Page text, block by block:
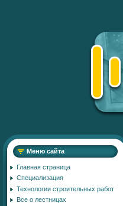
Меню сайта
Главная страница
Специализация
Технологии строительных работ
Все о лестницах